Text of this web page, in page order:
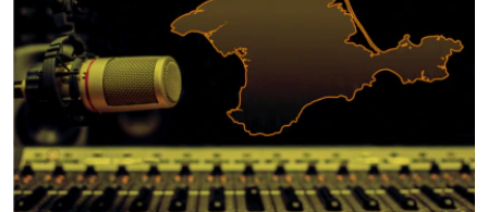
СПЕЦПРОЕКТИ
ДЕПОРТАЦІЯ
ВІДЕОУРОКИ «ELIFBE»
СВІДЧЕННЯ ОКУПАЦІЇ
УКРАЇНСЬКА ПРОБЛЕМА КРИМУ
ЯК ОБІЙТИ БЛОКУВАННЯ
Русский
Qırımtatar